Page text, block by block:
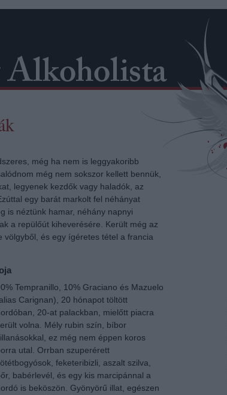
még ha nem is leggyakoribb
még nem sokszor kellett bennük,
legyenek kezdők vagy haladók, az
egy barát markolt fel néhányat
is néztünk hamar, néhány napnyi
a repülőút kiheverésére. Került még az
völgyből, és egy ígéretes tétel a francia
Tempranillo, 10% Graciano és Mazuelo
Carignan), 20 hónapot töltött
20-at palackban, mielőtt piacra
volna. Mély rubin szín, bíbor
ez még nem éppen koros
utal. Orrban szuperérett
feketeribizli, aszalt szilva,
babérlevél, és egy kis marcipánnal a
is beköszön. Gyönyörű illat, egészen